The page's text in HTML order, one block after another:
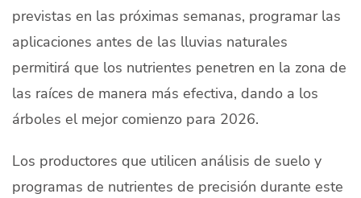
previstas en las próximas semanas, programar las
aplicaciones antes de las lluvias naturales
permitirá que los nutrientes penetren en la zona de
las raíces de manera más efectiva, dando a los
árboles el mejor comienzo para 2026.
Los productores que utilicen análisis de suelo y
programas de nutrientes de precisión durante este